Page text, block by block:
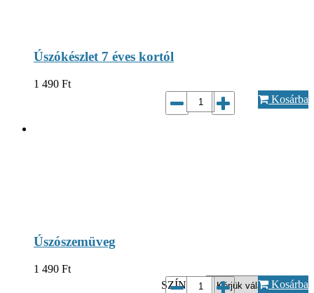
Úszókészlet 7 éves kortól
1 490 Ft
Kosárba
Úszószemüveg
1 490 Ft
SZÍN...*:
Kosárba